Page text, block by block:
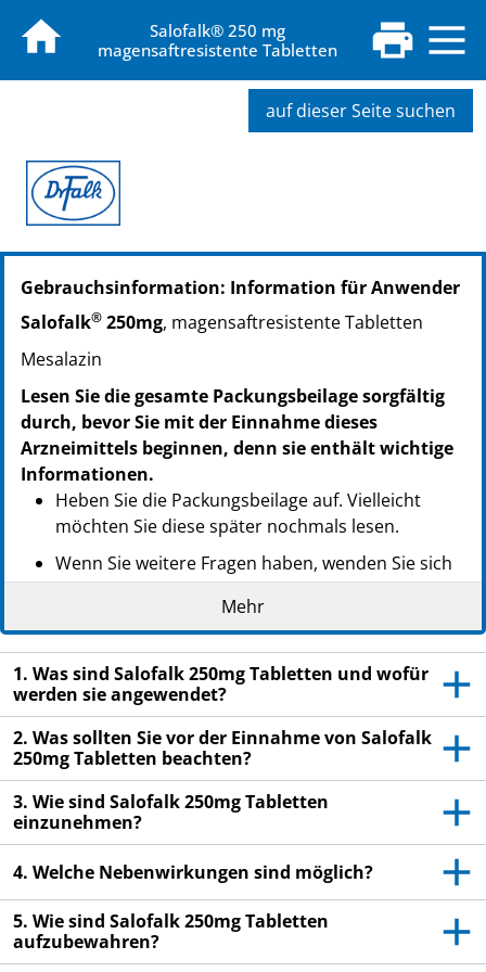
Salofalk® 250 mg
magensaftresistente Tabletten
auf dieser Seite suchen
PZN: 06164837
PPN: 110616483719
NTIN: 04150061648379
PPN: 110616484382
NTIN: 04150061648430
Gebrauchsinformation: Information für Anwender
Salofalk® 250mg, magensaftresistente Tabletten
Mesalazin
Lesen Sie die gesamte Packungsbeilage sorgfältig
durch, bevor Sie mit der Einnahme dieses
Arzneimittels beginnen, denn sie enthält wichtige
Informationen.
Heben Sie die Packungsbeilage auf. Vielleicht
möchten Sie diese später nochmals lesen.
Wenn Sie weitere Fragen haben, wenden Sie sich
an Ihren Arzt oder Apotheker.
Dieses Arzneimittel wurde Ihnen persönlich
verschrieben. Geben Sie es nicht an Dritte weiter.
Es kann anderen Menschen schaden, auch wenn
diese die gleichen Beschwerden haben wie Sie.
Wenn Sie Nebenwirkungen bemerken, wenden Sie
sich an Ihren Arzt oder Apotheker. Dies gilt auch
für Nebenwirkungen, die nicht in dieser
Packungsbeilage angegeben sind. Siehe Abschnitt
4.
Mehr
1. Was sind Salofalk 250mg Tabletten und wofür
werden sie angewendet?
2. Was sollten Sie vor der Einnahme von Salofalk
250mg Tabletten beachten?
3. Wie sind Salofalk 250mg Tabletten
einzunehmen?
4. Welche Nebenwirkungen sind möglich?
5. Wie sind Salofalk 250mg Tabletten
aufzubewahren?